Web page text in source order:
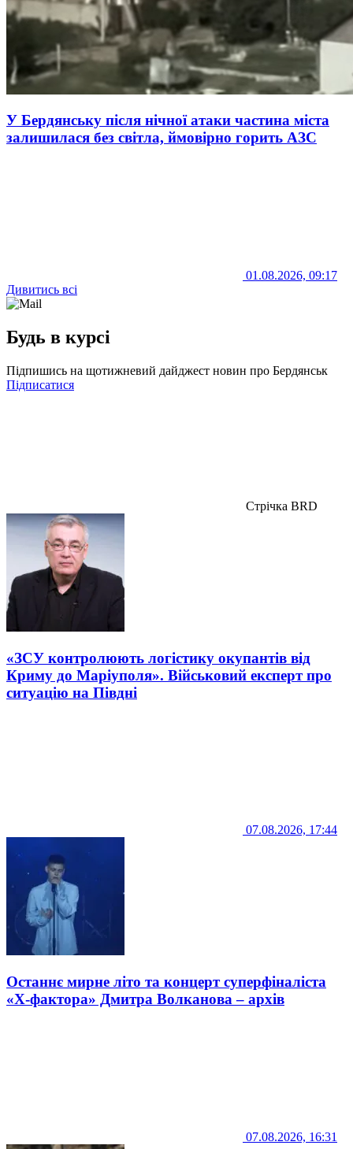
У Бердянську після нічної атаки частина міста
залишилася без світла, ймовірно горить АЗС
01.08.2026, 09:17
Дивитись всі
Будь в курсі
Підпишись на щотижневий дайджест новин про Бердянськ
Підписатися
Стрічка BRD
«ЗСУ контролюють логістику окупантів від
Криму до Маріуполя». Військовий експерт про
ситуацію на Півдні
07.08.2026, 17:44
Останнє мирне літо та концерт суперфіналіста
«Х-фактора» Дмитра Волканова – архів
07.08.2026, 16:31